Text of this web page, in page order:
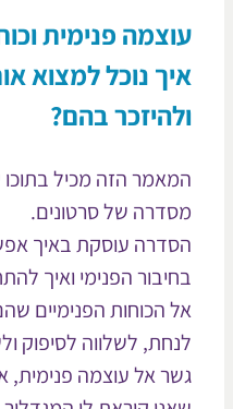
עוצמה פנימית
איך נוכל למצוא
ולהיזכר בהם?
המאמר הזה מכיל בתוכו
מסדרה של סרטונים.
הסדרה עוסקת באיך
בחיבור הפנימי ואיך
אל הכוחות הפנימיים
לנחת, לשלווה לסיפוק
גשר אל עוצמה פנימית,